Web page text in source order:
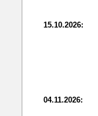
15.10.2026:
04.11.2026: